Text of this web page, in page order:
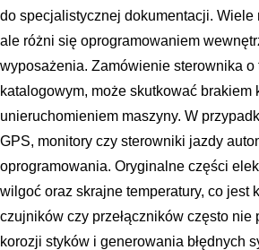
do specjalistycznej dokumentacji.
ale różni się oprogramowaniem
wyposażenia. Zamówienie sterownika o
katalogowym, może skutkować
unieruchomieniem maszyny. W
GPS, monitory czy sterowniki jazdy
oprogramowania. Oryginalne części
wilgoć oraz skrajne temperatury, co
czujników czy przełączników często
korozji styków i generowania błędnych